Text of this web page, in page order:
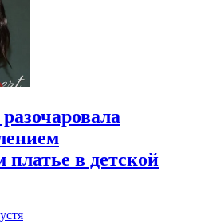
платье в детской